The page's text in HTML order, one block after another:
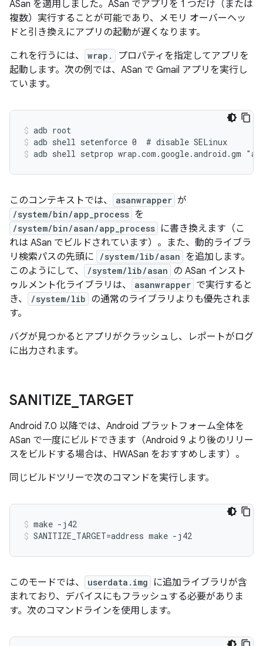
ASan を適用しました。ASan でアプリを 1 つだけ（または
複数）実行することが可能であり、メモリ オーバーヘッ
ドと引き換えにアプリの起動が遅くなります。
これを行うには、
wrap.
プロパティを指定してアプリを
起動します。次の例では、ASan で Gmail アプリを実行し
ています。
adb root
adb shell setenforce 0  # disable SELinux
adb shell setprop wrap.com.google.android.gm
このコンテキストでは、 asanwrapper が
/system/bin/app_process を
/system/bin/asan/app_process に書き換えます（こ
れは ASan でビルドされています）。また、動的ライブラ
リ検索パスの先頭に
/system/lib/asan を追加します。
このようにして、
/system/lib/asan の ASan インスト
ゥルメント化ライブラリは、
asanwrapper で実行すると
き、
/system/lib の通常のライブラリよりも優先されま
す。
バグが見つかるとアプリがクラッシュし、レポートがログ
に出力されます。
SANITIZE TARGET
Android 7.0 以降では、Android プラットフォーム全体を
ASan で一度にビルドできます（Android 9 より後のリリー
スをビルドする場合は、HWASan をおすすめします）。
同じビルドツリーで次のコマンドを実行します。
make -j42
SANITIZE_TARGET=address make -j42
このモードでは、 userdata.img
に追加ライブラリが含
まれており、デバイスにもフラッシュする必要がありま
す。次のコマンドラインを使用します。